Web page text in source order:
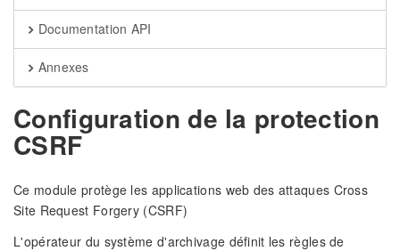
Documentation API
Annexes
Configuration de la protection
CSRF
Ce module protège les applications web des attaques Cross
Site Request Forgery (CSRF)
L'opérateur du système d'archivage définit les règles de